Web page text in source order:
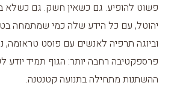
פשוט להופיע. גם כשאין חשק. גם כשלא
יהוטל, עם כל הידע שלה כמי שמתמחה
וביוגה תרפיה לאנשים עם פוסט טראומה,
פרספקטיבה רחבה יותר: הגוף תמיד יודע
ההשתנות מתחילה בתנועה קטנטנה.